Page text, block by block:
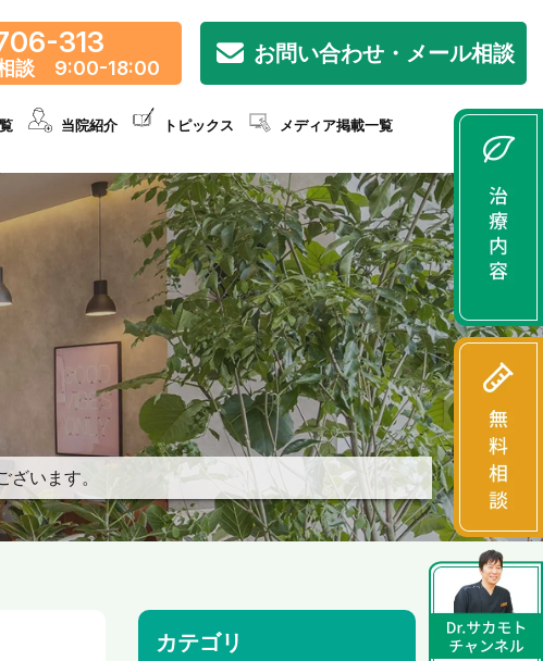
313
談 9:00-18:00
お問い合わせ・メール相談
当院紹介 トピックス メディア掲載一覧
います。
カテゴリ